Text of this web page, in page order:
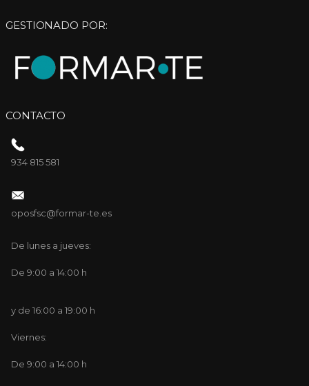
GESTIONADO POR:
CONTACTO
934 815 581
oposfsc@formar-te.es
De lunes a jueves:
De 9:00 a 14:00 h
y de 16:00 a 19:00 h
Viernes:
De 9:00 a 14:00 h